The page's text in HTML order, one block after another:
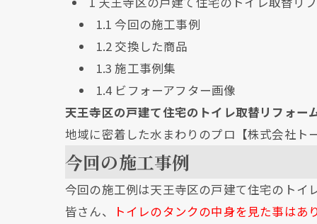
1.1 今回の施工事例
1.2 交換した商品
1.3 施工事例集
1.4ビフォーアフター画像
天王寺区の戸建て住宅のトイレ取替リフォー
地域に密着した水まわりのプロ【株式会社ト
今回の施工事例
今回の施工例は天王寺区の戸建て住宅のトイ
皆さん、
トイレのタンクの中身を見た事はあ